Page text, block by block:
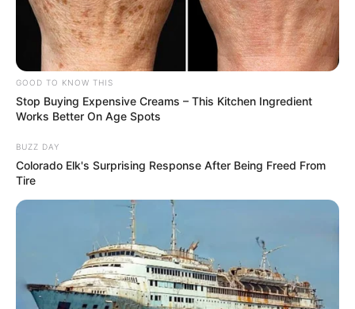
GOOD TO KNOW THIS
Stop Buying Expensive Creams – This Kitchen Ingredient
Works Better On Age Spots
BUZZ DAY
Colorado Elk's Surprising Response After Being Freed From
Tire